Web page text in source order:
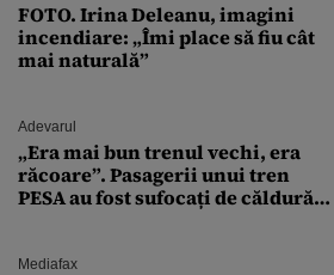
FOTO. Irina Deleanu, imagini
incendiare: „Îmi place să fiu cât
mai naturală”
Adevarul
„Era mai bun trenul vechi, era
răcoare”. Pasagerii unui tren
PESA au fost sufocați de căldură
Mediafax